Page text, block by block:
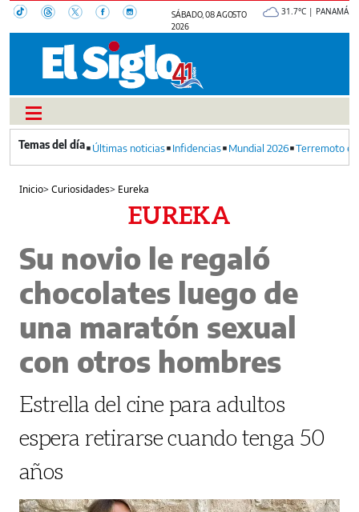
SÁBADO, 08 AGOSTO
2026
31.7°C | PANAMÁ
Últimas noticias Infidencias Mundial 2026 Terremoto
Inicio>Curiosidades> Eureka
EUREKA
Su novio le regaló
chocolates luego de
una maratón sexual
con otros hombres
Estrella del cine para adultos
espera retirarse cuando tenga 50
años